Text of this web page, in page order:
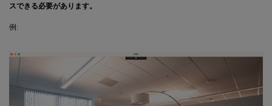
スできる必要があります。
例: